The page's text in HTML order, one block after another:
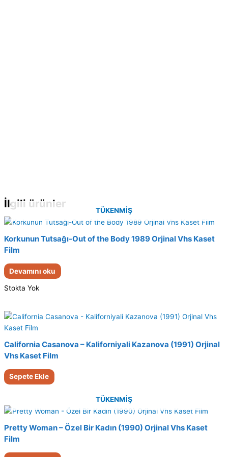
İlgili ürünler
TÜKENMIŞ
Korkunun Tutsağı-Out of the Body 1989 Orjinal Vhs Kaset
Film
Devamını oku
Stokta Yok
California Casanova – Kaliforniyali Kazanova (1991) Orjinal
Vhs Kaset Film
Sepete Ekle
TÜKENMIŞ
Pretty Woman – Özel Bir Kadın (1990) Orjinal Vhs Kaset
Film